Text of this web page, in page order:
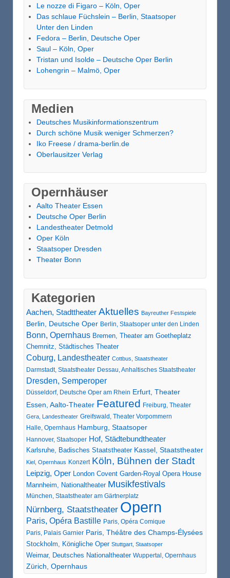
Le nozze di Figaro – Köln, Oper
Das schlaue Füchslein – Berlin, Staatsoper
Unter den Linden
Fedora – Berlin, Deutsche Oper
Saul – Köln, Oper
Tristan und Isolde – Deutsche Oper Berlin
Lohengrin – Malmö, Oper
Medien
Deutsches Musikinformationszentrum
Durch schöne Musik weniger Schmerzen?
Iko Freese / drama-berlin.de
Oberlausitzer Verlag
Opernhäuser
Aalto Theater Essen
Deutsche Oper Berlin
Landestheater Detmold
Oper Köln
Staatsoper Dresden
Theater Bonn
Kategorien
Aachen, Stadttheater Aktuelles Bayreuther Festspiele
Berlin, Deutsche Oper Berlin, Staatsoper unter den Linden
Bonn, Opernhaus Bremen, Theater am Goetheplatz
Chemnitz, Städtisches Theater
Coburg, Landestheater Cottbus, Staatstheater
Darmstadt, Staatstheater Dessau, Anhaltisches Staatstheater
Dresden, Semperoper
Düsseldorf, Deutsche Oper am Rhein Erfurt, Theater
Essen, Aalto-Theater Featured Freiburg, Theater
Gera, Landestheater Greifswald, Theater Vorpommern
Halle, Opernhaus Hamburg, Staatsoper
Hannover, Staatsoper Hof, Städtebundtheater
Karlsruhe, Badisches Staatstheater Kassel, Staatstheater
Kiel, Opernhaus Konzert Köln, Bühnen der Stadt
Leipzig, Oper
London Covent Garden-Royal Opera House
Mannheim, Nationaltheater Musikfestivals
München, Staatstheater am Gärtnerplatz
Nürnberg, Staatstheater Opern
Paris, Opéra Bastille Paris, Opéra Comique
Paris, Palais Garnier Paris, Théâtre des Champs-Élysées
Stockholm, Königliche Oper Stuttgart, Staatsoper
Weimar, Deutsches Nationaltheater Wuppertal, Opernhaus
Zürich, Opernhaus